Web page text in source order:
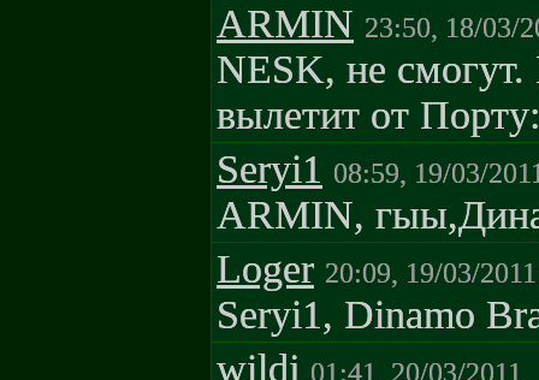
ARMIN 23:50, 18/03/
NESK, не
вылетит от
Seryi1 08:59, 19/03/
ARMIN,
Loger 20:09, 19/03/2011
Seryi1, Dinamo
wildj 01:41, 20/03/2011